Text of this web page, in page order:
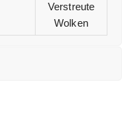
Verstreute
Wolken